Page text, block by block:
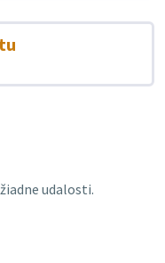
udalosti.